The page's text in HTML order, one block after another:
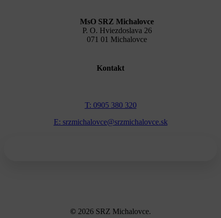
MsO SRZ Michalovce
P. O. Hviezdoslava 26
071 01 Michalovce
Kontakt
T: 0905 380 320
E: srzmichalovce@srzmichalovce.sk
© 2026 SRZ Michalovce.